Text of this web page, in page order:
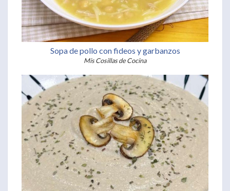
Sopa de pollo con fideos y garbanzos
Mis Cosillas de Cocina